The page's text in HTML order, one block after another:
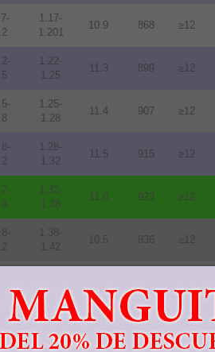
1.17-
1.201
10.9 868 ≥12
1.22-
1.25
11.3 899 ≥12
1.25-
1.28
11.4 907 ≥12
1.28-
1.32
11.5 915 ≥12
1.32-
1.38
11.6 923 ≥12
1.38-
1.42
10.5 836 ≥12
1.45
1.43-
1.48
10.0 796 ≥11